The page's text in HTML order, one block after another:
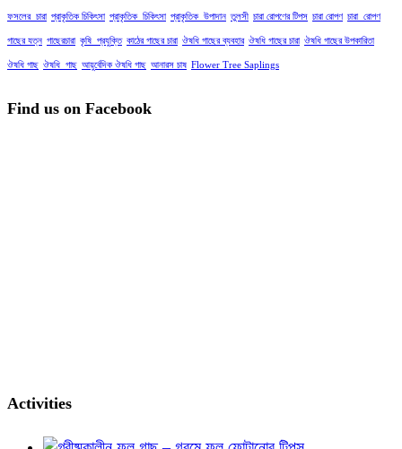
ফসলের_চারা প্রাকৃতিক চিকিৎসা প্রাকৃতিক_চিকিৎসা প্রাকৃতিক_উপাদান তুলসী চারা রোপণের টিপস চারা রোপণ চারা_রোপণ
গাছের যত্ন গাছেরচারা কৃষি_প্রযুক্তি কাঠের গাছের চারা ঔষধি গাছের ব্যবহার ঔষধি গাছের চারা ঔষধি গাছের উপকারিতা
ঔষধি গাছ ঔষধি_গাছ আয়ুর্বেদিক ঔষধি গাছ আনারস চাষ Flower Tree Saplings
Find us on Facebook
Activities